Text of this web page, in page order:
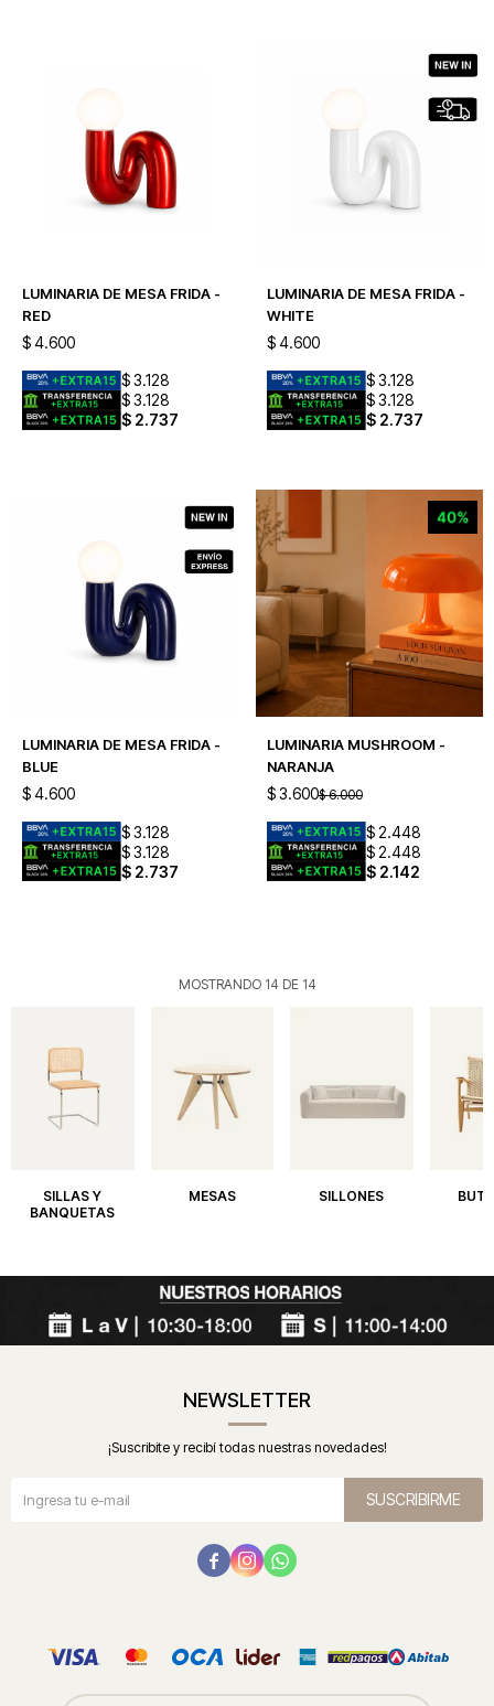
LUMINARIA DE MESA FRIDA -
RED
$4.600
$3.128
$3.128
$ 2.737
LUMINARIA DE MESA FRIDA -
WHITE
$ 4.600
$ 3.128
$ 3.128
$ 2.737
LUMINARIA DE MESA FRIDA -
BLUE
$4.600
$3.128
$3.128
$ 2.737
LUMINARIA MUSHROOM -
NARANJA
$ 3.600$ 6.000
$ 2.448
$ 2.448
$ 2.142
MOSTRANDO 14 DE 14
SILLAS Y
BANQUETAS
MESAS SILLONES
NEWSLETTER
¡Suscribite y recibí todas nuestras novedades!
SUSCRIBIRME
  